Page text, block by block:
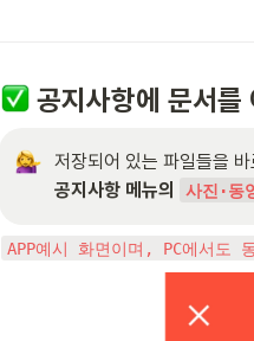
공지사항에 문서를
공지사항 메뉴의
사진·동
APP예시 화면이며, PC에서도